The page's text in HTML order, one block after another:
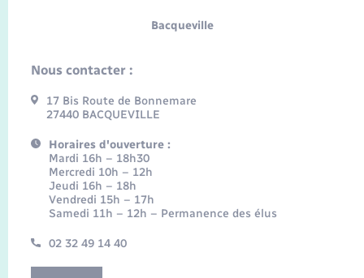
Bacqueville
Nous contacter :
17 Bis Route de Bonnemare
27440 BACQUEVILLE
Horaires d'ouverture :
Mardi 16h – 18h30
Mercredi 10h – 12h
Jeudi 16h – 18h
Vendredi 15h – 17h
Samedi 11h – 12h – Permanence des élus
02 32 49 14 40